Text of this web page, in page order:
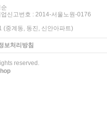
신고번호 : 2014-서울노원-0176
(중계동, 동진, 신안아파트)
보처리방침
reserved.